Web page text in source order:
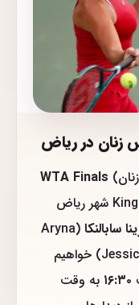
زنان در ریاض
WTA Finals
که در ورزشگاه King Saud University شهر ریاض
سابالنکا (Aryna
(Jessica Pegula) خواهیم
۱۶:۳۰ به وقت